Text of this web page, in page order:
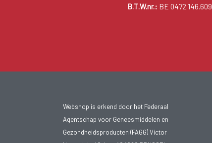
B.T.W.nr.: BE 0472.146.609
Webshop is erkend door het Federaal
Agentschap voor Geneesmiddelen en
Gezondheidsproducten (FAGG) Victor